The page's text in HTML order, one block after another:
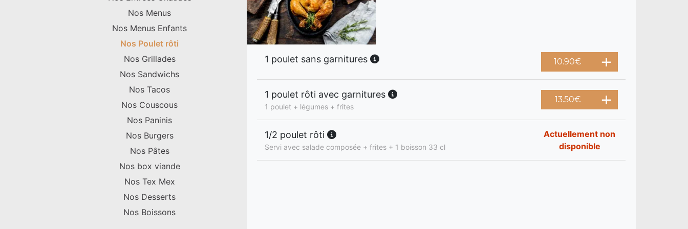
Nos Menus
Nos Menus Enfants
Nos Poulet rôti
Nos Grillades
Nos Sandwichs
Nos Tacos
Nos Couscous
Nos Paninis
Nos Burgers
Nos Pâtes
Nos box viande
Nos Tex Mex
Nos Desserts
Nos Boissons
1 poulet sans garnitures 10.90€
1 poulet rôti avec garnitures
1 poulet + légumes + frites
13.50€
1/2 poulet rôti
Servi avec salade composée + frites + 1 boisson 33 cl
Actuellement non
disponible